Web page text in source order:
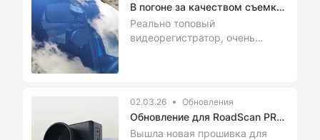
В погоне за качеством съемки.
iB...
Реально топовый
видеорегистратор, очень
02.03.26 Обновления
Обновление для RoadScan PRO
4K
Вышла новая прошивка для